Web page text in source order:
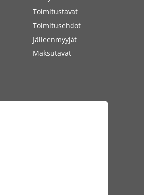
Toimitustavat
Toimitusehdot
Jälleenmyyjät
Maksutavat